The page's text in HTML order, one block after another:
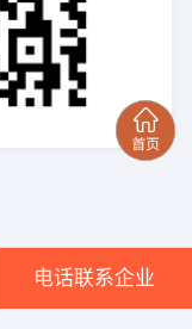
电话联系企业